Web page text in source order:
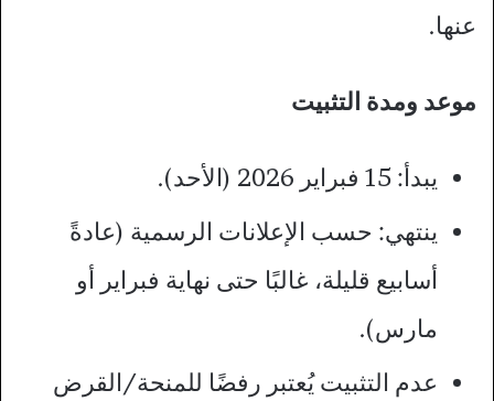
عنها.
موعد ومدة التثبيت
يبدأ: 15 فبراير 2026 (الأحد).
ينتهي: حسب الإعلانات الرسمية (عادةً
أسابيع قليلة، غالبًا حتى نهاية فبراير أو
مارس).
عدم التثبيت يُعتبر رفضًا للمنحة/القرض